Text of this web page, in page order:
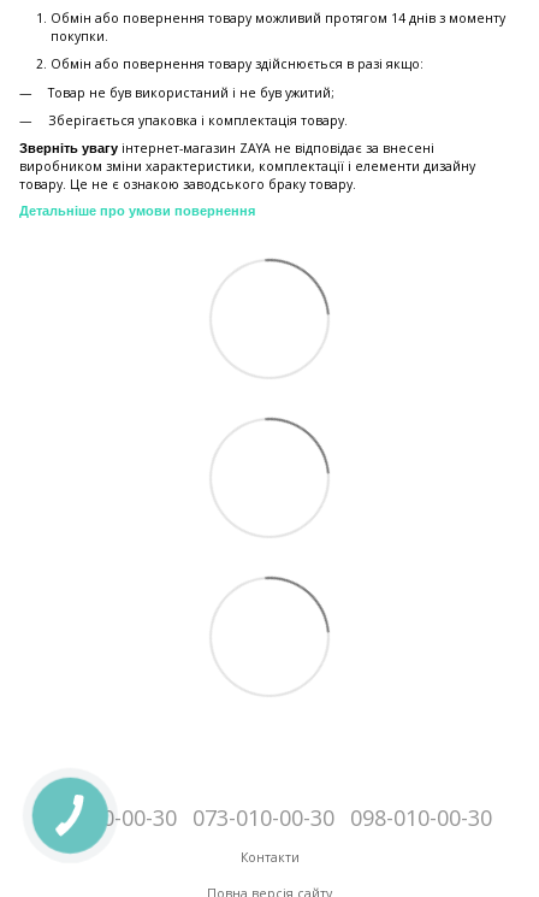
Обмін або повернення товару можливий протягом 14 днів з моменту
покупки.
Обмiн або повернення товару здійснюється в разі якщо:
Товар не був використаний і не був ужитий;
Зберiгається упаковка і комплектація товару.
Зверніть увагу інтернет-магазин ZAYA не відповідає за внесені
виробником зміни характеристики, комплектації і елементи дизайну
товару. Це не є ознакою заводського браку товару.
Детальніше про умови повернення
095-010-00-30 073-010-00-30 098-010-00-30
Контакти